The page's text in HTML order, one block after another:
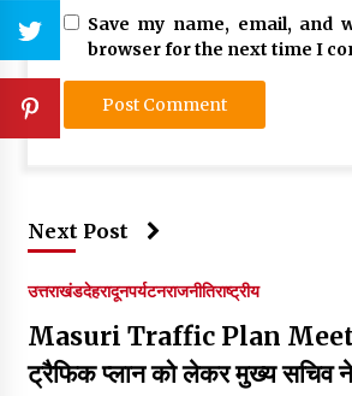
Save my name, email, and
browser for the next time I
Next Post
उत्तराखंडदेहरादूनपर्यटनराजनीतिराष्ट्रीय
Masuri Traffic Plan
ट्रैफिक प्लान को लेकर मुख्य सचिव